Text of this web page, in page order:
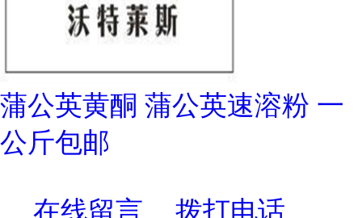
蒲公英黄酮 蒲公英速溶粉 一
公斤包邮
在线留言 拨打电话